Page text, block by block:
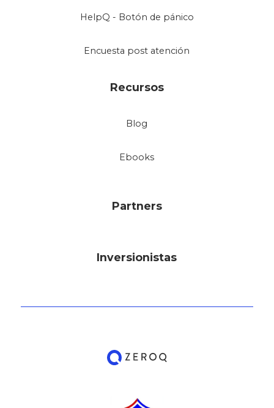
HelpQ - Botón de pánico
Encuesta post atención
Recursos
Blog
Ebooks
Partners
Inversionistas